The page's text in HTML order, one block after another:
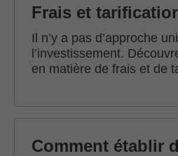
Frais et
Il n’y a pas d’approche
l’investissement.
en matière de frais et de
Comment établir